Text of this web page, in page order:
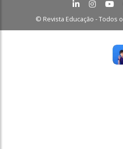
© Revista Educação - Todos